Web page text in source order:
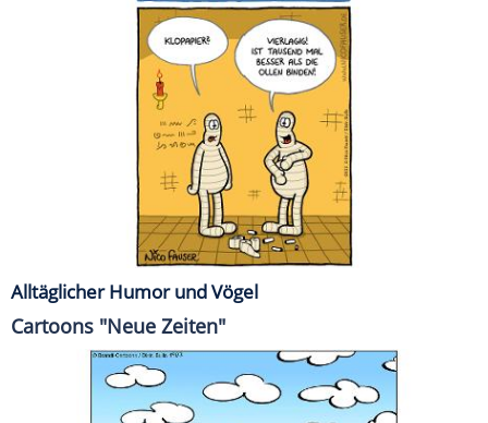
Alltäglicher Humor und Vögel
Cartoons "Neue Zeiten"